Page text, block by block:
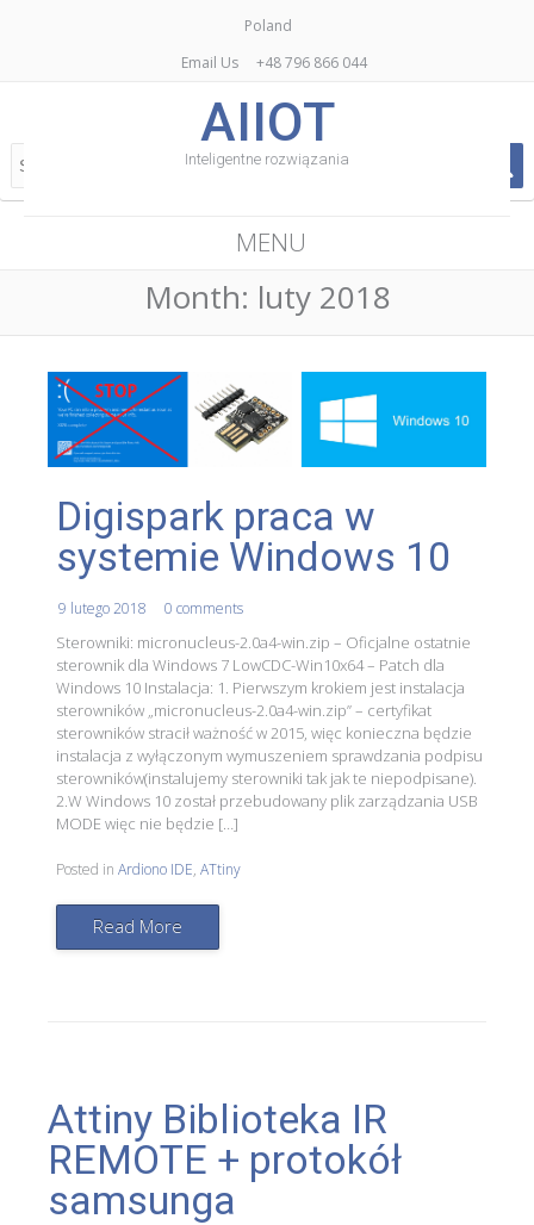
Poland
Email Us
+48 796 866 044
AIIOT
Inteligentne rozwiązania
MENU
Month: luty 2018
Digispark praca w
systemie Windows 10
9 lutego 2018 0 comments
Sterowniki: micronucleus-2.0a4-win.zip – Oficjalne ostatnie
sterownik dla Windows 7 LowCDC-Win10x64 – Patch dla
Windows 10 Instalacja: 1. Pierwszym krokiem jest instalacja
sterowników „micronucleus-2.0a4-win.zip” – certyfikat
sterowników stracił ważność w 2015, więc konieczna będzie
instalacja z wyłączonym wymuszeniem sprawdzania podpisu
sterowników(instalujemy sterowniki tak jak te niepodpisane).
2.W Windows 10 został przebudowany plik zarządzania USB
MODE więc nie będzie […]
Posted inArdiono IDE,ATtiny
Read More
Attiny Biblioteka IR
REMOTE + protokół
samsunga